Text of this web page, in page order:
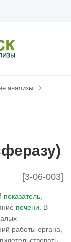
анализы
[3-06-003]
показатель
печени . В
работы органа,